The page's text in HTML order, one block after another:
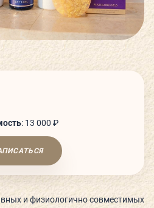
И ПАРЕНИЯ
И ОБОРУДОВАНИЕ
КЛУБ
КЛУБЕ
: 13 000 ₽
и физиологично совместимых